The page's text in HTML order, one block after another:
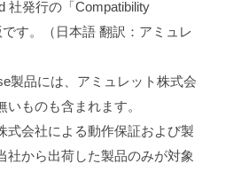
社発行の「Compatibility
す。（日本語 翻訳：アミュレ
製品には、アミュレット株式会
ものも含まれます。
式会社による動作保証および製
社から出荷した製品のみが対象